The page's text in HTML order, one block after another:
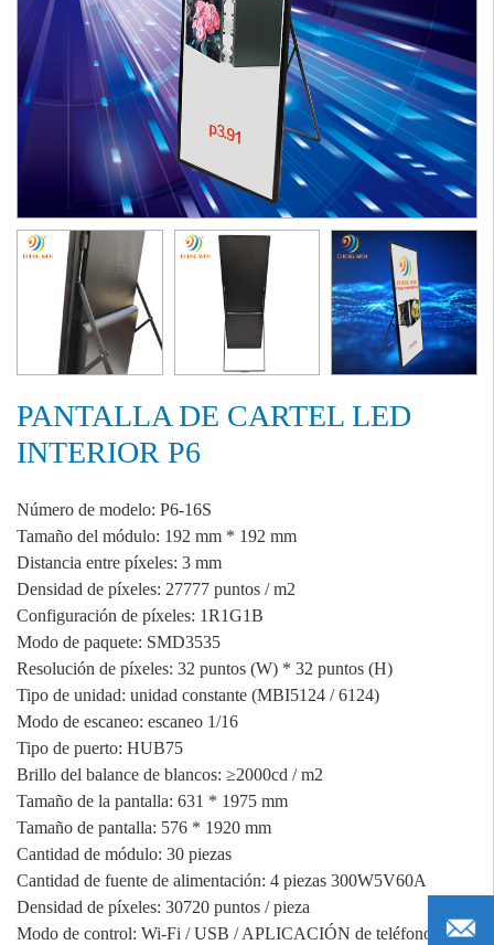
PANTALLA DE CARTEL LED
INTERIOR P6
Número de modelo: P6-16S
Tamaño del módulo: 192 mm * 192 mm
Distancia entre píxeles: 3 mm
Densidad de píxeles: 27777 puntos / m2
Configuración de píxeles: 1R1G1B
Modo de paquete: SMD3535
Resolución de píxeles: 32 puntos (W) * 32 puntos (H)
Tipo de unidad: unidad constante (MBI5124 / 6124)
Modo de escaneo: escaneo 1/16
Tipo de puerto: HUB75
Brillo del balance de blancos: ≥2000cd / m2
Tamaño de la pantalla: 631 * 1975 mm
Tamaño de pantalla: 576 * 1920 mm
Cantidad de módulo: 30 piezas
Cantidad de fuente de alimentación: 4 piezas 300W5V60A
Densidad de píxeles: 30720 puntos / pieza
Modo de control: Wi-Fi / USB / APLICACIÓN de teléfono móvil